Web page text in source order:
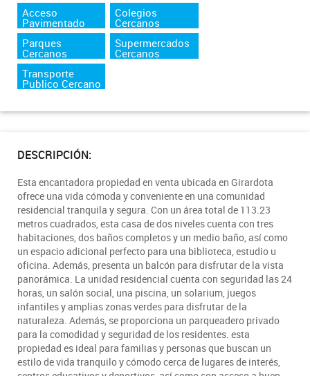
Acceso
Pavimentado
Colegios
Cercanos
Parques
Cercanos
Supermercados
Cercanos
Transporte
Publico Cercano
DESCRIPCIÓN:
Esta encantadora propiedad en venta ubicada en Girardota
ofrece una vida cómoda y conveniente en una comunidad
residencial tranquila y segura. Con un área total de 113.23
metros cuadrados, esta casa de dos niveles cuenta con tres
habitaciones, dos baños completos y un medio baño, así como
un espacio adicional perfecto para una biblioteca, estudio u
oficina. Además, presenta un balcón para disfrutar de la vista
panorámica. La unidad residencial cuenta con seguridad las 24
horas, un salón social, una piscina, un solarium, juegos
infantiles y amplias zonas verdes para disfrutar de la
naturaleza. Además, se proporciona un parqueadero privado
para la comodidad y seguridad de los residentes. esta
propiedad es ideal para familias y personas que buscan un
estilo de vida tranquilo y cómodo cerca de lugares de interés,